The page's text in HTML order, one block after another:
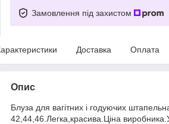
Замовлення під захистом
Доставка Оплата
Опис
Блуза для вагітних і годуючих
42,44,46.Легка,красива.Ціна